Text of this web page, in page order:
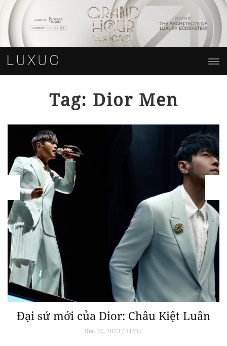
Tag: Dior Men
Đại sứ mới của Dior: Châu Kiệt Luân
Dec 12, 2023 / STYLE